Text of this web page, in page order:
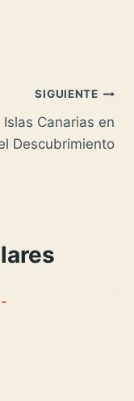
SIGUIENTE
Islas Canarias en
Descubrimiento